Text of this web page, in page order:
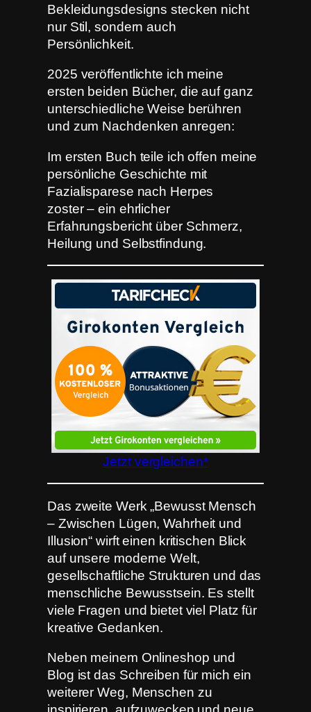
Bekleidungsdesigns stecken nicht
nur Stil, sondern auch
Persönlichkeit.
2025 veröffentlichte ich meine
ersten beiden Bücher, die auf ganz
unterschiedliche Weise berühren
und zum Nachdenken anregen:
Im ersten Buch teile ich offen meine
persönliche Geschichte mit
Fazialisparese nach Herpes
zoster – ein ehrlicher
Erfahrungsbericht über Schmerz,
Heilung und Selbstfindung.
Jetzt vergleichen*
Das zweite Werk „Bewusst Mensch
– Zwischen Lügen, Wahrheit und
Illusion“ wirft einen kritischen Blick
auf unsere moderne Welt,
gesellschaftliche Strukturen und das
menschliche Bewusstsein. Es stellt
viele Fragen und bietet viel Platz für
kreative Gedanken.
Neben meinem Onlineshop und
Blog ist das Schreiben für mich ein
weiterer Weg, Menschen zu